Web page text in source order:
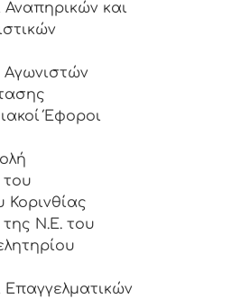
και
Έφοροι
Κορινθίας
Ν.Ε. του